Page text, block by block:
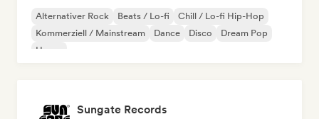
Alternativer Rock Beats / Lo-fi
Chill / Lo-fi Hip-Hop
Kommerziell / Mainstream
Dance Disco
Dream Pop
House
Sungate Records